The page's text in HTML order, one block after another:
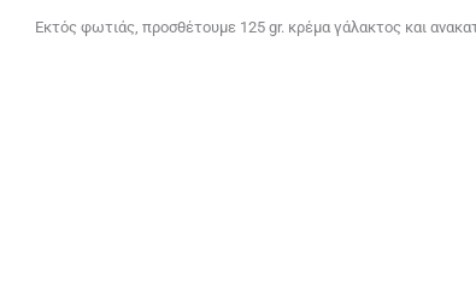
Εκτός φωτιάς, προσθέτουμε 125 gr. κρέμα γάλακτος και